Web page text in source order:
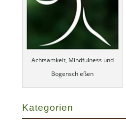
Achtsamkeit, Mindfulness und
Bogenschießen
Kategorien